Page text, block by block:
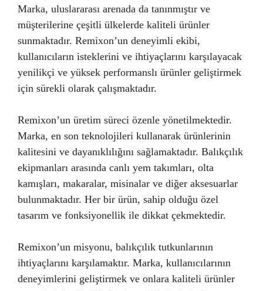
Marka, uluslararası arenada da tanınmıştır ve
müşterilerine çeşitli ülkelerde kaliteli ürünler
sunmaktadır. Remixon’un deneyimli ekibi,
kullanıcıların isteklerini ve ihtiyaçlarını karşılayacak
yenilikçi ve yüksek performanslı ürünler geliştirmek
için sürekli olarak çalışmaktadır.
Remixon’un üretim süreci özenle yönetilmektedir.
Marka, en son teknolojileri kullanarak ürünlerinin
kalitesini ve dayanıklılığını sağlamaktadır. Balıkçılık
ekipmanları arasında canlı yem takımları, olta
kamışları, makaralar, misinalar ve diğer aksesuarlar
bulunmaktadır. Her bir ürün, sahip olduğu özel
tasarım ve fonksiyonellik ile dikkat çekmektedir.
Remixon’un misyonu, balıkçılık tutkunlarının
ihtiyaçlarını karşılamaktır. Marka, kullanıcılarının
deneyimlerini geliştirmek ve onlara kaliteli ürünler